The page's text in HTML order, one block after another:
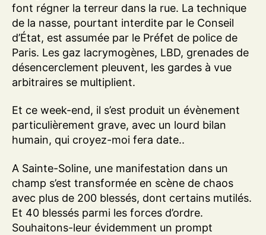
font régner la terreur dans la rue. La technique
de la nasse, pourtant interdite par le Conseil
d’État, est assumée par le Préfet de police de
Paris. Les gaz lacrymogènes, LBD, grenades de
désencerclement pleuvent, les gardes à vue
arbitraires se multiplient.
Et ce week-end, il s’est produit un évènement
particulièrement grave, avec un lourd bilan
humain, qui croyez-moi fera date..
A Sainte-Soline, une manifestation dans un
champ s’est transformée en scène de chaos
avec plus de 200 blessés, dont certains mutilés.
Et 40 blessés parmi les forces d’ordre.
Souhaitons-leur évidemment un prompt